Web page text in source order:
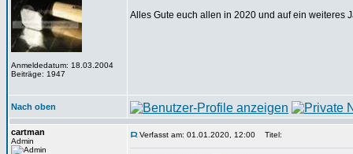
Anmeldedatum: 18.03.2004
Beiträge: 1947
Alles Gute euch allen in 2020 und auf ein weiteres
Nach oben
cartman
Admin
Verfasst am: 01.01.2020, 12:00 Titel: